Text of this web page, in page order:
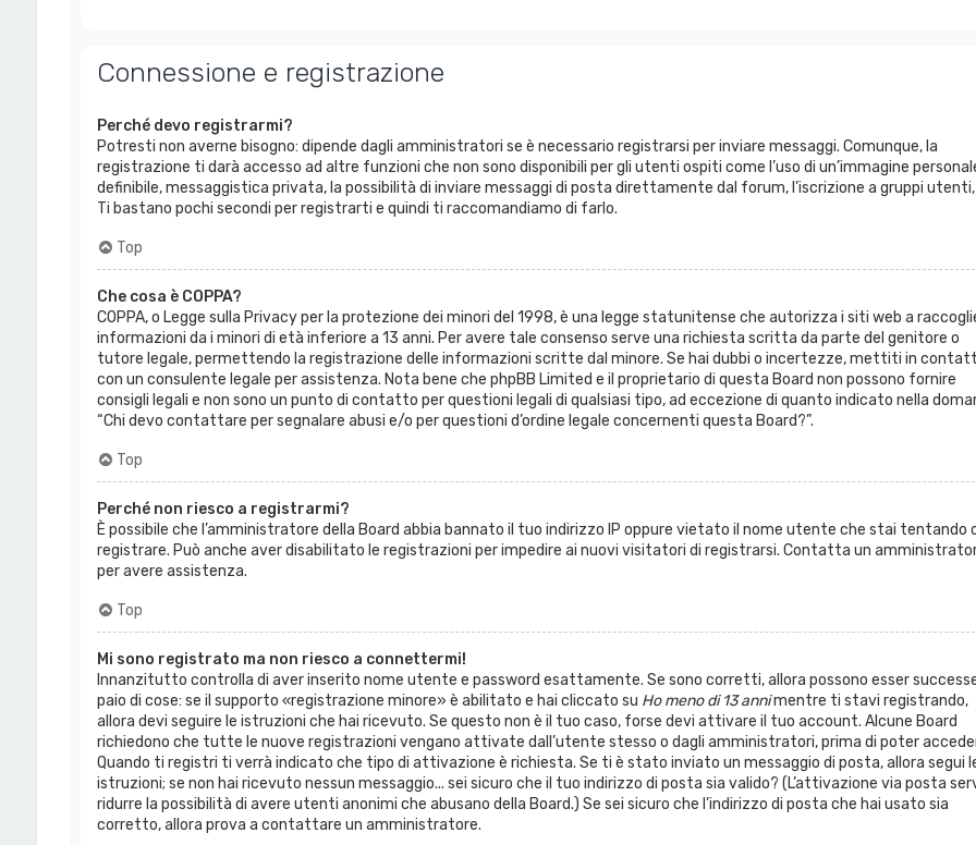
Connessione e registrazione
Perché devo registrarmi?
Potresti non averne bisogno: dipende dagli amministratori se è necessario registrarsi per inviare messaggi. Comunque, la
registrazione ti darà accesso ad altre funzioni che non sono disponibili per gli utenti ospiti come l’uso di un’immagine
definibile, messaggistica privata, la possibilità di inviare messaggi di posta direttamente dal forum, l’iscrizione a gruppi
Ti bastano pochi secondi per registrarti e quindi ti raccomandiamo di farlo.
Top
Che cosa è COPPA?
COPPA, o Legge sulla Privacy per la protezione dei minori del 1998, è una legge statunitense che autorizza i siti web a
informazioni da i minori di età inferiore a 13 anni. Per avere tale consenso serve una richiesta scritta da parte del genitore o
tutore legale, permettendo la registrazione delle informazioni scritte dal minore. Se hai dubbi o incertezze, mettiti in
con un consulente legale per assistenza. Nota bene che phpBB Limited e il proprietario di questa Board non possono fornire
consigli legali e non sono un punto di contatto per questioni legali di qualsiasi tipo, ad eccezione di quanto indicato nella
“Chi devo contattare per segnalare abusi e/o per questioni d’ordine legale concernenti questa Board?”.
Top
Perché non riesco a registrarmi?
È possibile che l’amministratore della Board abbia bannato il tuo indirizzo IP oppure vietato il nome utente che stai tentando
registrare. Può anche aver disabilitato le registrazioni per impedire ai nuovi visitatori di registrarsi. Contatta un
per avere assistenza.
Top
Mi sono registrato ma non riesco a connettermi!
Innanzitutto controlla di aver inserito nome utente e password esattamente. Se sono corretti, allora possono esser
paio di cose: se il supporto «registrazione minore» è abilitato e hai cliccato su Ho meno di 13 annimentre ti stavi registrando,
allora devi seguire le istruzioni che hai ricevuto. Se questo non è il tuo caso, forse devi attivare il tuo account. Alcune Board
richiedono che tutte le nuove registrazioni vengano attivate dall’utente stesso o dagli amministratori, prima di poter
Quando ti registri ti verrà indicato che tipo di attivazione è richiesta. Se ti è stato inviato un messaggio di posta, allora segui
istruzioni; se non hai ricevuto nessun messaggio... sei sicuro che il tuo indirizzo di posta sia valido? (L’attivazione via posta
ridurre la possibilità di avere utenti anonimi che abusano della Board.) Se sei sicuro che l’indirizzo di posta che hai usato sia
corretto, allora prova a contattare un amministratore.